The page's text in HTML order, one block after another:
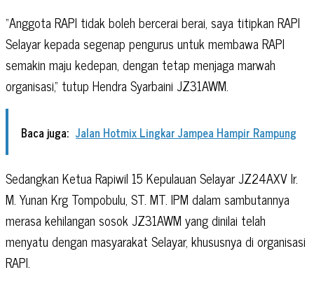
“Anggota RAPI tidak boleh bercerai berai, saya titipkan RAPI
Selayar kepada segenap pengurus untuk membawa RAPI
semakin maju kedepan, dengan tetap menjaga marwah
organisasi,” tutup Hendra Syarbaini JZ31AWM.
Baca juga: Jalan Hotmix Lingkar Jampea Hampir Rampung
Sedangkan Ketua Rapiwil 15 Kepulauan Selayar JZ24AXV Ir.
M. Yunan Krg Tompobulu, ST. MT. IPM dalam sambutannya
merasa kehilangan sosok JZ31AWM yang dinilai telah
menyatu dengan masyarakat Selayar, khususnya di organisasi
RAPI.